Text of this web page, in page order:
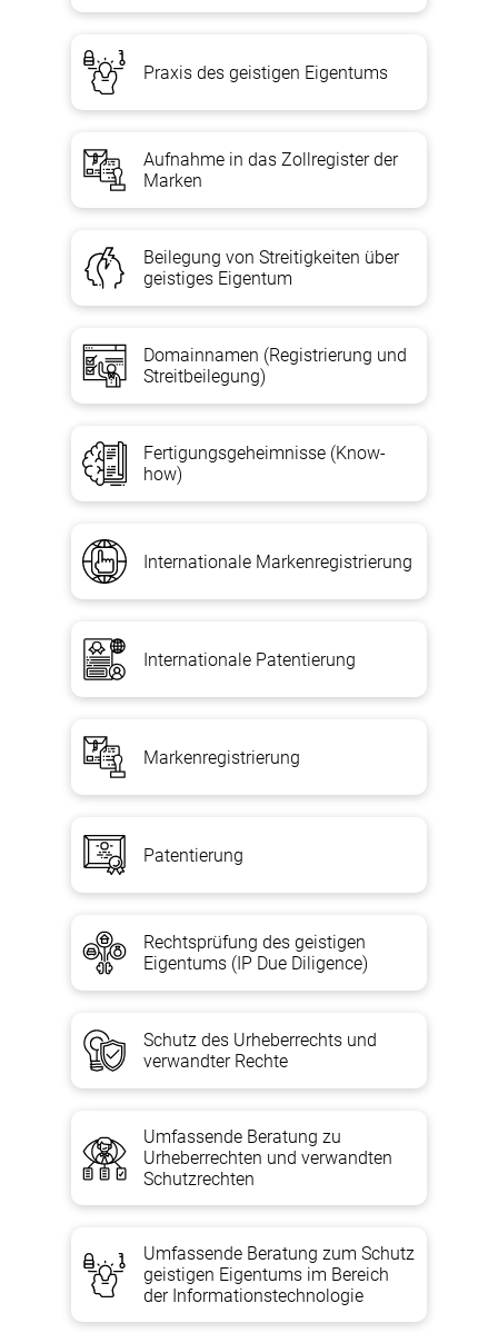
Praxis des geistigen Eigentums
Aufnahme in das Zollregister der
Marken
Beilegung von Streitigkeiten über
geistiges Eigentum
Domainnamen (Registrierung und
Streitbeilegung)
Fertigungsgeheimnisse (Know-
how)
Internationale Markenregistrierung
Internationale Patentierung
Markenregistrierung
Patentierung
Rechtsprüfung des geistigen
Eigentums (IP Due Diligence)
Schutz des Urheberrechts und
verwandter Rechte
Umfassende Beratung zu
Urheberrechten und verwandten
Schutzrechten
Umfassende Beratung zum Schutz
geistigen Eigentums im Bereich
der Informationstechnologie